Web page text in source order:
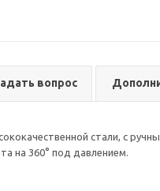
вопрос
стали, с
на 360° под давлением.